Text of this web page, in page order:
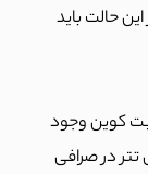
حالت باید
کوین وجود
در صرافی